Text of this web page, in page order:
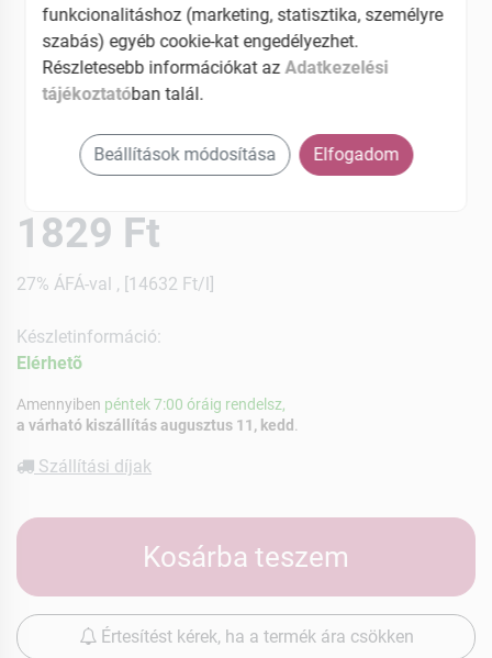
1829 Ft
27% ÁFÁ-val , [14632 Ft/l]
Készletinformáció:
Elérhetõ
Amennyiben péntek 7:00 óráig rendelsz,
a várható kiszállítás augusztus 11, kedd
Szállítási díjak
Kosárba teszem
Értesítést kérek, ha a termék ára csökken
funkcionalitáshoz (marketing, statisztika, személyre
szabás) egyéb cookie-kat engedélyezhet.
Részletesebb információkat az Adatkezelési
tájékoztatóban talál.
Beállítások módosítása Elfogadom